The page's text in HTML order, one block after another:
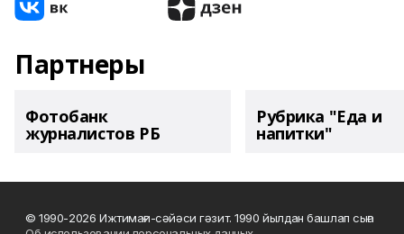
Партнеры
Фотобанк
журналистов РБ
Рубрика "Еда и
напитки"
© 1990-2026 Ижтимағи-сәйәси гәзит. 1990 йылдан башлап сыға